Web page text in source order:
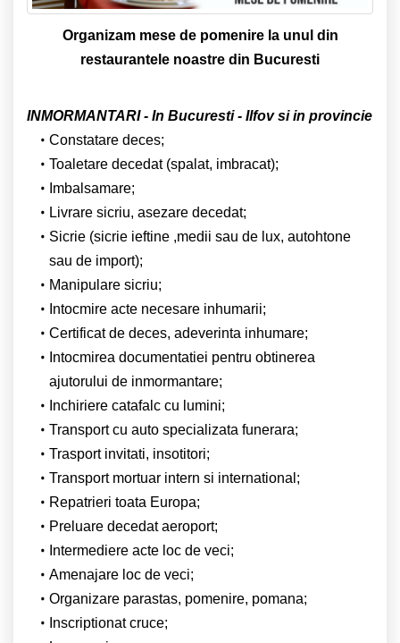
Organizam mese de pomenire la unul din
restaurantele noastre din Bucuresti
INMORMANTARI - In Bucuresti - Ilfov si in provincie
Constatare deces;
Toaletare decedat (spalat, imbracat);
Imbalsamare;
Livrare sicriu, asezare decedat;
Sicrie (sicrie ieftine ,medii sau de lux, autohtone
sau de import);
Manipulare sicriu;
Intocmire acte necesare inhumarii;
Certificat de deces, adeverinta inhumare;
Intocmirea documentatiei pentru obtinerea
ajutorului de inmormantare;
Inchiriere catafalc cu lumini;
Transport cu auto specializata funerara;
Trasport invitati, insotitori;
Transport mortuar intern si international;
Repatrieri toata Europa;
Preluare decedat aeroport;
Intermediere acte loc de veci;
Amenajare loc de veci;
Organizare parastas, pomenire, pomana;
Inscriptionat cruce;